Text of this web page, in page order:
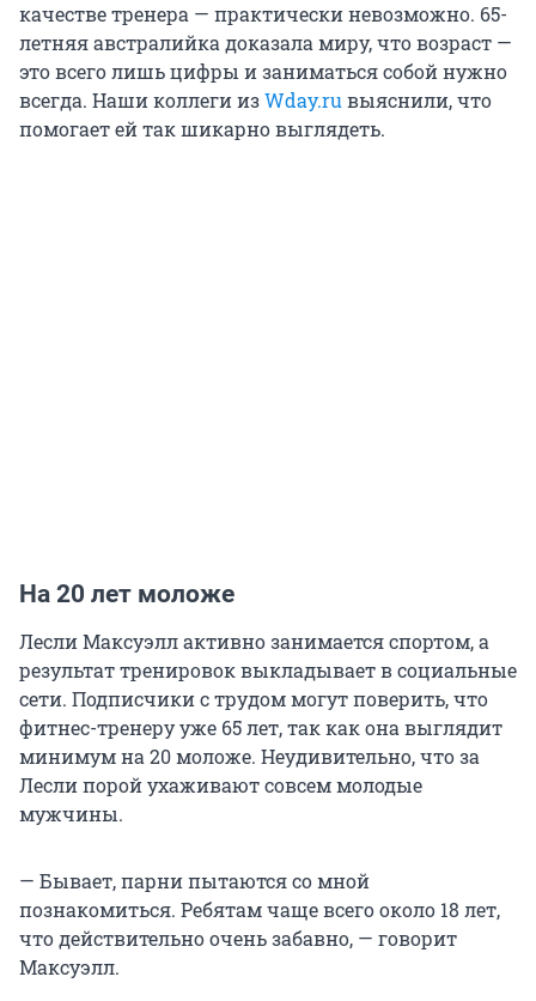
качестве тренера — практически невозможно. 65-
летняя австралийка доказала миру, что возраст —
это всего лишь цифры и заниматься собой нужно
всегда. Наши коллеги изWday.ruвыяснили, что
помогает ей так шикарно выглядеть.
На 20 лет моложе
Лесли Максуэлл активно занимается спортом, а
результат тренировок выкладывает в социальные
сети. Подписчики с трудом могут поверить, что
фитнес-тренеру уже 65 лет, так как она выглядит
минимум на 20 моложе. Неудивительно, что за
Лесли порой ухаживают совсем молодые
мужчины.
— Бывает, парни пытаются со мной
познакомиться. Ребятам чаще всего около 18 лет,
что действительно очень забавно, — говорит
Максуэлл.